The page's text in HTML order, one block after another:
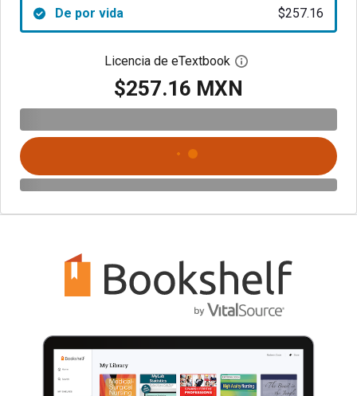
De por vida $257.16
Licencia de eTextbook Abre el cuadro de
$257.16 MXN